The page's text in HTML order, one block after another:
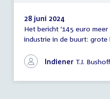
Schriftelijke
vragen
28 juni 2024
Het bericht ‘145 euro
industrie in de buurt: grote
Indiener T.J.